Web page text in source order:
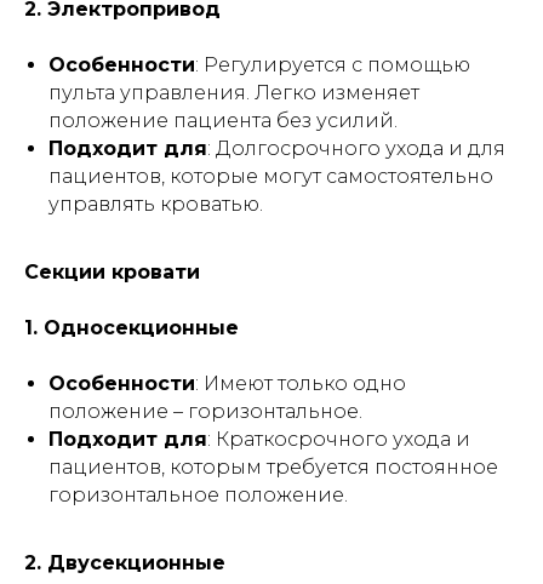
2. Электропривод
Особенности: Регулируется с помощью
пульта управления. Легко изменяет
положение пациента без усилий.
Подходит для: Долгосрочного ухода и для
пациентов, которые могут самостоятельно
управлять кроватью.
Секции кровати
1. Односекционные
Особенности: Имеют только одно
положение – горизонтальное.
Подходит для: Краткосрочного ухода и
пациентов, которым требуется постоянное
горизонтальное положение.
2. Двусекционные